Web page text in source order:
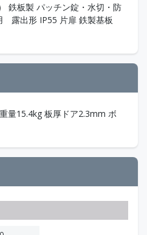
鉄板製 パッチン錠・水切・防
露出形 IP55 片扉 鉄製基板
量15.4kg 板厚ドア2.3mm ボ